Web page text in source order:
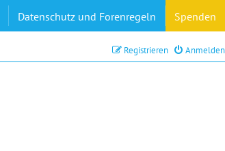
Datenschutz und Forenregeln Spenden
Anmelden
Registrieren